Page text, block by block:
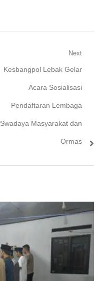
Next
Next
Kesbangpol Lebak Gelar
Acara Sosialisasi
Pendaftaran Lembaga
Swadaya Masyarakat dan
Ormas